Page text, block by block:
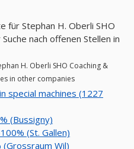
für Stephan H. Oberli SHO
nach offenen Stellen in
H. Oberli SHO Coaching &
in other companies
special machines (1227
(Bussigny)
(St. Gallen)
Wil)